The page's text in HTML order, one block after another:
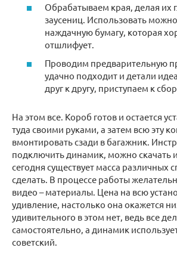
Обрабатываем края, делая их
заусениц. Использовать
наждачную бумагу, которая
отшлифует.
Проводим предварительную
удачно подходит и детали
друг к другу, приступаем к
На этом все. Короб готов и остается
туда своими руками, а затем всю эту
вмонтировать сзади в багажник.
подключить динамик, можно скачать
сегодня существует масса различных
сделать. В процессе работы
видео – материалы. Цена на всю
удивление, настолько она окажется
удивительного в этом нет, ведь все
самостоятельно, а динамик
советский.